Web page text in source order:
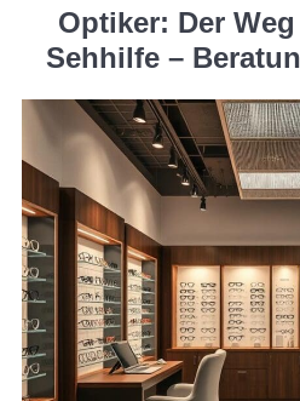
Optiker: Der
Sehhilfe –